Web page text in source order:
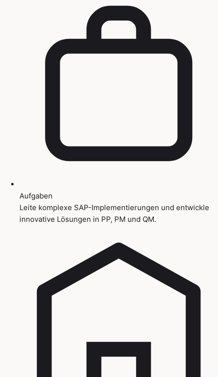
Aufgaben
Leite komplexe SAP-Implementierungen und entwickle
innovative Lösungen in PP, PM und QM.